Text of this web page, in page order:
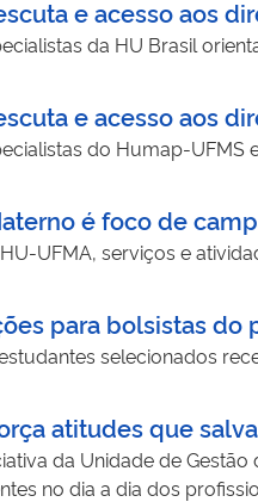
e acesso aos
da HU Brasil
e acesso aos
do Humap-
é foco de
UFMA, serviços e
para bolsistas do
selecionados
atitudes que
da Unidade de
no dia a dia dos